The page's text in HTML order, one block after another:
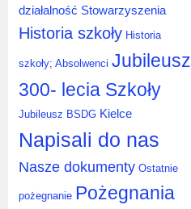
działalność Stowarzyszenia
Historia szkoły Historia
szkoły; Absolwenci Jubileusz
300- lecia Szkoły
Jubileusz BSDG Kielce
Napisali do nas
Nasze dokumenty Ostatnie
pożegnanie Pożegnania